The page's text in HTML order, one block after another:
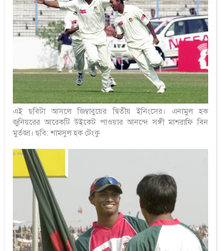
এই ছবিটা আসলে জিম্বাবুয়ের দ্বিতীয় ইনিংসের। এনামুল হক
জুনিয়রের আরেকটি উইকেট পাওয়ার আনন্দে সঙ্গী মাশরাফি বিন
মুর্তজা। ছবি: শামসুল হক টেংকু